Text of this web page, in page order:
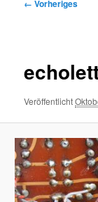
← Vorheriges
Veröffentlicht